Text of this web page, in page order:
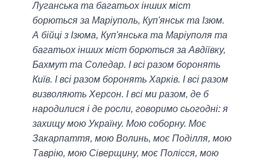
Луганська та багатьох інших міст
борються за Маріуполь, Куп'янськ та Ізюм.
А бійці з Ізюма, Куп'янська та Маріуполя та
багатьох інших міст борються за Авдіївку,
Бахмут та Соледар. І всі разом боронять
Київ. І всі разом боронять Харків. І всі разом
визволяють Херсон. І всі ми разом, де б
народилися і де росли, говоримо сьогодні: я
захищу мою Україну. Мою соборну. Моє
Закарпаття, мою Волинь, моє Поділля, мою
Таврію, мою Сіверщину, моє Полісся, мою